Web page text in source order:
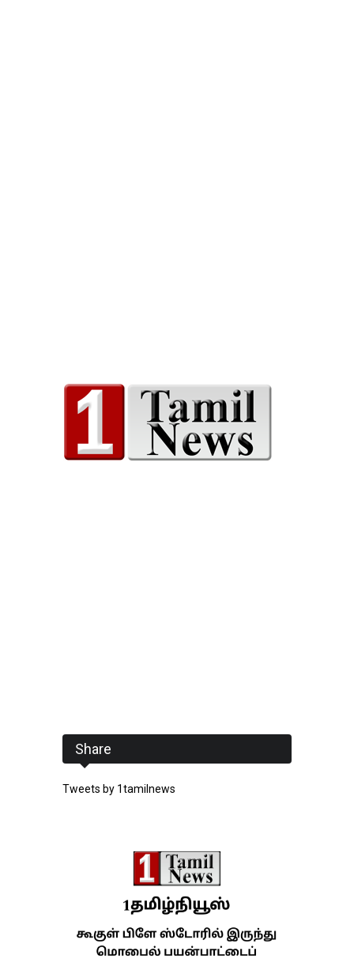
Share
Tweets by 1tamilnews